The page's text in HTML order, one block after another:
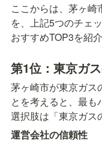
ここからは、茅ヶ
を、上記5つのチェ
おすすめTOP3を紹介
第1位：東京ガ
茅ヶ崎市が東京ガス
とを考えると、最
選択肢は「東京ガス
運営会社の信頼性